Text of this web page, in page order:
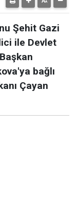
Şehit Gazi
ile Devlet
bağlı
Çayan